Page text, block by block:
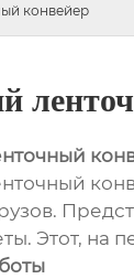
конвейер
Этот, на